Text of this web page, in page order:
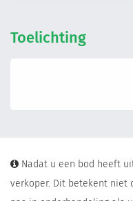
Toelichting
Nadat u een bod heeft
verkoper. Dit betekent niet